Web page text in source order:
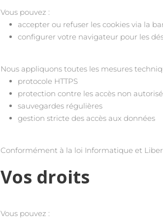
Vous pouvez :
accepter ou refuser les cookies via la
configurer votre navigateur pour les
Nous appliquons toutes les mesures
protocole HTTPS
protection contre les accès non
sauvegardes régulières
gestion stricte des accès aux données
Conformément à la loi Informatique et
Vos droits
Vous pouvez :